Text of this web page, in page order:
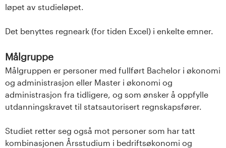
løpet av studieløpet.
Det benyttes regneark (for tiden Excel) i enkelte emner.
Målgruppe
Målgruppen er personer med fullført Bachelor i økonomi
og administrasjon eller Master i økonomi og
administrasjon fra tidligere, og som ønsker å oppfylle
utdanningskravet til statsautorisert regnskapsfører.
Studiet retter seg også mot personer som har tatt
kombinasjonen Årsstudium i bedriftsøkonomi og